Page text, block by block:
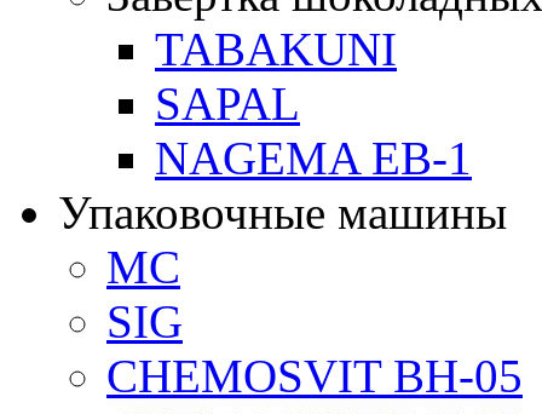
TABAKUNI
SAPAL
NAGEMA EB-1
Упаковочные машины
MC
SIG
CHEMOSVIT BH-05